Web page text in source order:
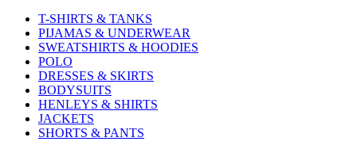
T-SHIRTS & TANKS
PIJAMAS & UNDERWEAR
SWEATSHIRTS & HOODIES
POLO
DRESSES & SKIRTS
BODYSUITS
HENLEYS & SHIRTS
JACKETS
SHORTS & PANTS